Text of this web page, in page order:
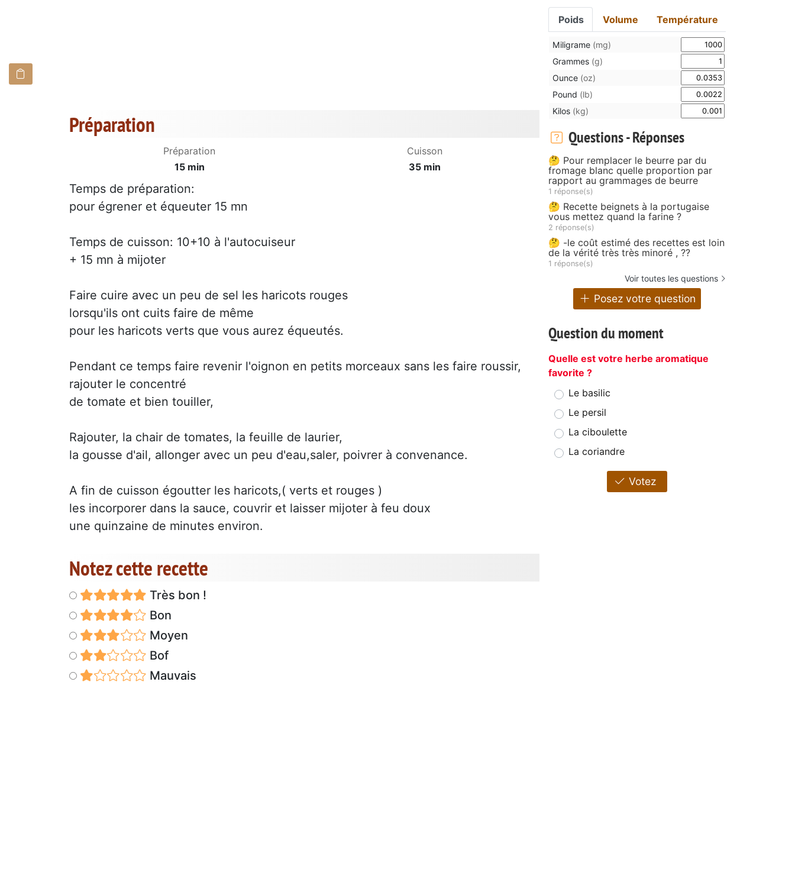
Préparation
Préparation
15 min
Cuisson
35 min
Temps de préparation:
pour égrener et équeuter 15 mn
Temps de cuisson: 10+10 à l'autocuiseur
+ 15 mn à mijoter
Faire cuire avec un peu de sel les haricots rouges
lorsqu'ils ont cuits faire de même
pour les haricots verts que vous aurez équeutés.
Pendant ce temps faire revenir l'oignon en petits morceaux sans les faire roussir,
rajouter le concentré
de tomate et bien touiller,
Rajouter, la chair de tomates, la feuille de laurier,
la gousse d'ail, allonger avec un peu d'eau,saler, poivrer à convenance.
A fin de cuisson égoutter les haricots,( verts et rouges )
les incorporer dans la sauce, couvrir et laisser mijoter à feu doux
une quinzaine de minutes environ.
Notez cette recette
Très bon !
Bon
Moyen
Bof
Mauvais
Poids Volume Température
Miligrame (mg)
Grammes (g)
Ounce (oz)
Pound (lb)
Kilos (kg)
Questions - Réponses
🤔 Pour remplacer le beurre par du
fromage blanc quelle proportion par
rapport au grammages de beurre
1 réponse(s)
🤔 Recette beignets à la portugaise
vous mettez quand la farine ?
2 réponse(s)
🤔 -le coût estimé des recettes est loin
de la vérité très très minoré , ??
1 réponse(s)
Voir toutes les questions
Posez votre question
Question du moment
Quelle est votre herbe aromatique
favorite ?
Le basilic
Le persil
La ciboulette
La coriandre
Votez